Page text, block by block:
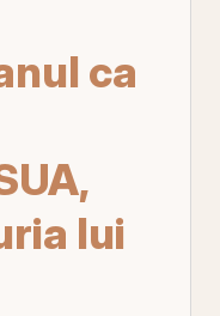
ca
lui